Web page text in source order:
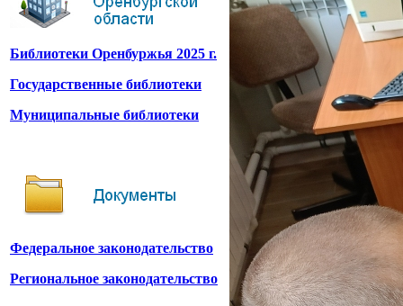
Библиотеки Оренбуржья 2025 г.
Государственные библиотеки
Муниципальные библиотеки
Федеральное законодательство
Региональное законодательство